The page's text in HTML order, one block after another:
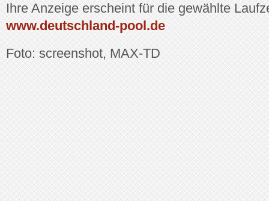
Ihre Anzeige erscheint für die gewählte
www.deutschland-pool.de
Foto: screenshot, MAX-TD